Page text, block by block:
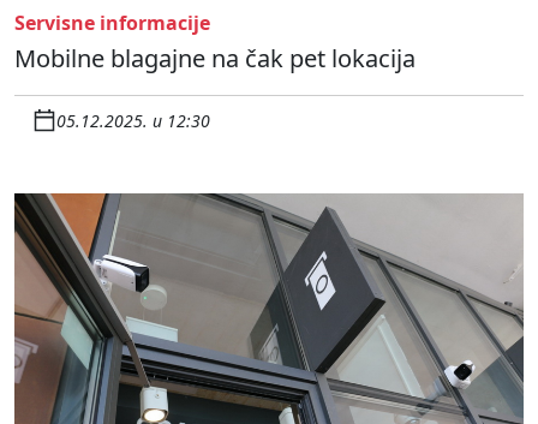
Servisne informacije
Mobilne blagajne na čak pet lokacija
05.12.2025. u 12:30